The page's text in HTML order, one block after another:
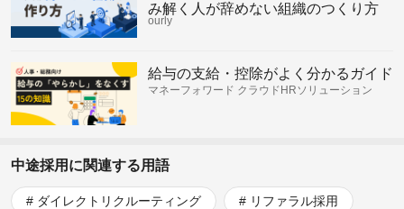
み解く人が辞めない組織のつくり方
ourly
給与の支給・控除がよく分かるガイド
マネーフォワード クラウドHRソリューション
中途採用に関連する用語
ダイレクトリクルーティング リファラル採用